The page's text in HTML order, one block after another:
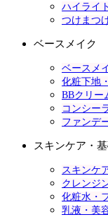
ハイライ
つけまつ
ベースメイク
ベースメ
化粧下地
BBクリー
コンシー
ファンデ
スキンケア・
スキンケ
クレンジ
化粧水・
乳液・美